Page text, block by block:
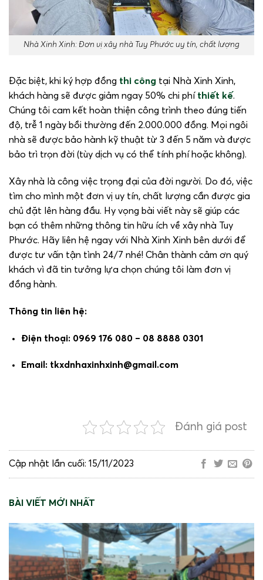
Nhà Xinh Xinh: Đơn vị xây nhà Tuy Phước uy tín, chất lượng
Đặc biệt, khi ký hợp đồng thi công tại Nhà Xinh Xinh,
khách hàng sẽ được giảm ngay 50% chi phí thiết kế.
Chúng tôi cam kết hoàn thiện công trình theo đúng tiến
độ, trễ 1 ngày bồi thường đến 2.000.000 đồng. Mọi ngôi
nhà sẽ được bảo hành kỹ thuật từ 3 đến 5 năm và được
bảo trì trọn đời (tùy dịch vụ có thể tính phí hoặc không).
Xây nhà là công việc trọng đại của đời người. Do đó, việc
tìm cho mình một đơn vị uy tín, chất lượng cần được gia
chủ đặt lên hàng đầu. Hy vọng bài viết này sẽ giúp các
bạn có thêm những thông tin hữu ích về xây nhà Tuy
Phước. Hãy liên hệ ngay với Nhà Xinh Xinh bên dưới để
được tư vấn tận tình 24/7 nhé! Chân thành cảm ơn quý
khách vì đã tin tưởng lựa chọn chúng tôi làm đơn vị
đồng hành.
Thông tin liên hệ:
Điện thoại: 0969 176 080 – 08 8888 0301
Email: tkxdnhaxinhxinh@gmail.com
Đánh giá post
Cập nhật lần cuối: 15/11/2023
BÀI VIẾT MỚI NHẤT